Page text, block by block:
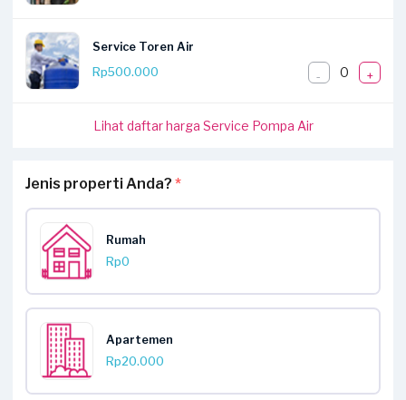
Service Toren Air
Rp500.000
- 0 +
Lihat daftar harga Service Pompa Air
Jenis properti Anda? *
Rumah
Rp0
Apartemen
Rp20.000